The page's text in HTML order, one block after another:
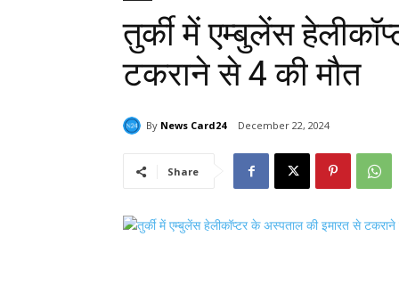
तुर्की में एम्बुलेंस
टकराने से 4 की मौत
By News Card24 December 22, 2024
Share